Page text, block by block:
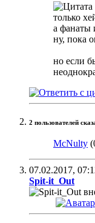
только
а фанаты
ну, пока
но если
2 пользователей
McNulty
07.02.2017,
Spit-it_Out